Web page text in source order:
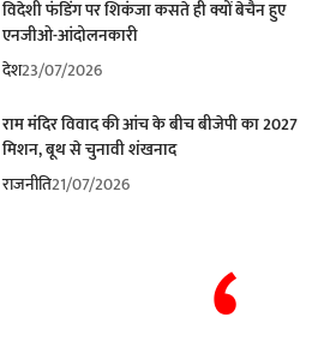
विदेशी फंडिंग पर शिकंजा कसते ही क्यों बेचैन हुए
एनजीओ-आंदोलनकारी
देश23/07/2026
राम मंदिर विवाद की आंच के बीच बीजेपी का 2027
मिशन, बूथ से चुनावी शंखनाद
राजनीति21/07/2026